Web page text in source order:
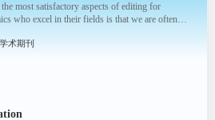
most satisfactory aspects of editing for
who excel in their fields is that we are often
学术期刊